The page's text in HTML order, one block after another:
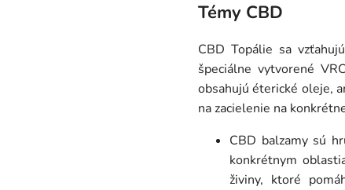
Témy CBD
CBD Topálie sa
špeciálne vytvorené
obsahujú éterické oleje,
na zacielenie na
CBD balzamy sú
konkrétnym
živiny, ktoré